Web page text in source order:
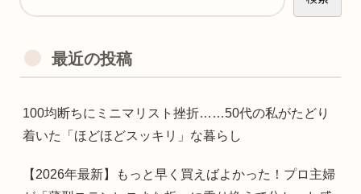
最近の投稿
100均断ちにミニマリスト挫折……50代の私がたどり
着いた「ほどほどスッキリ」な暮らし
【2026年最新】もっと早く買えばよかった！プロ主婦